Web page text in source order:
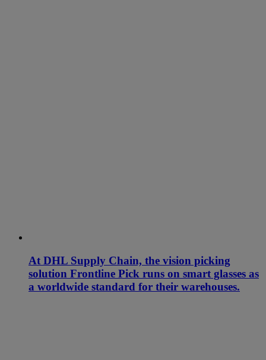
At DHL Supply Chain, the vision picking
solution Frontline Pick runs on smart glasses as
a worldwide standard for their warehouses.